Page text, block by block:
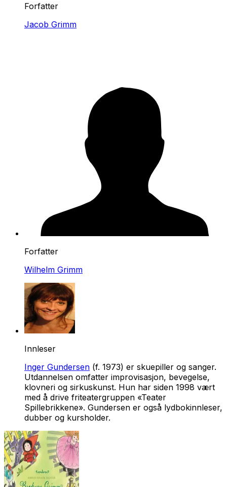
Forfatter
Jacob Grimm
Forfatter
Wilhelm Grimm
Innleser
Inger Gundersen (f. 1973) er skuepiller og sanger.
Utdannelsen omfatter improvisasjon, bevegelse,
klovneri og sirkuskunst. Hun har siden 1998 vært
med å drive friteatergruppen «Teater
Spillebrikkene». Gundersen er også lydbokinnleser,
dubber og kursholder.